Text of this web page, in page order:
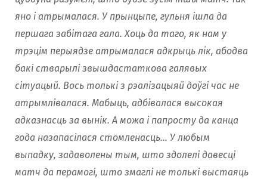
яно і атрымалася. У прынцыпе, гульня ішла да
першага забітага гала. Хоць да таго, як нам у
трэцім перыядзе атрымалася адкрыць лiк, абодва
бакі стварылі звышдастаткова галявых
сітуацый. Вось толькі з рэалізацыяй доўгі час не
атрымлівалася. Мабыць, адбівалася высокая
адказнасць за вынік. А можа і папросту да канца
года назапасілася стомленасць… У любым
выпадку, задаволены тым, што здолелі давесці
матч да перамогі, што змаглі не толькі выстаяць